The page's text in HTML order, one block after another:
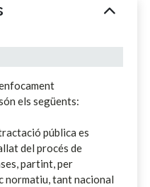
els següents:
pública es
del procés de
partint, per
normatiu, tant nacional